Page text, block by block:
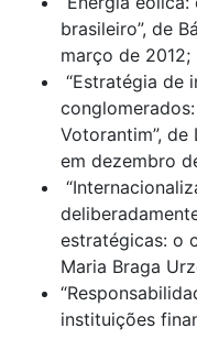
brasileiro”, de
março de 2012;
“Estratégia de
Votorantim”, de
em dezembro
estratégicas: o
Maria Braga
instituições